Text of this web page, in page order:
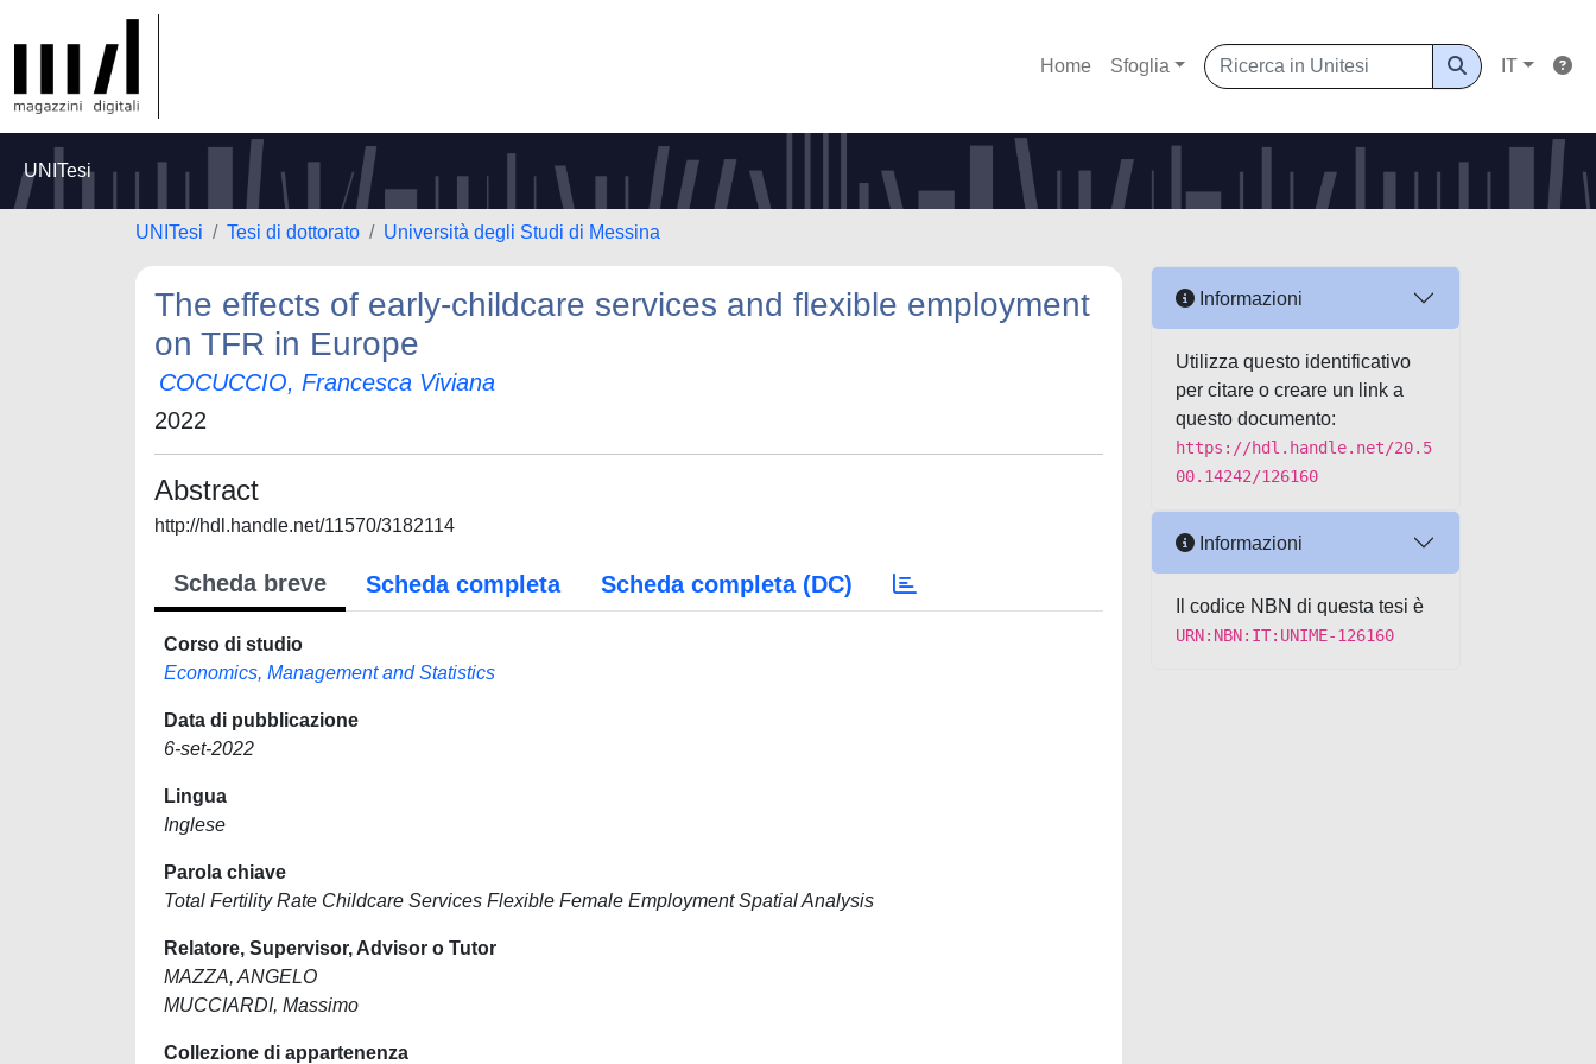
Home Sfoglia IT
UNITesi
UNITesi Tesi di dottorato Università degli Studi di Messina
The effects of early-childcare services and flexible employment
on TFR in Europe
COCUCCIO, Francesca Viviana
2022
Abstract
http://hdl.handle.net/11570/3182114
Scheda breve Scheda completa Scheda completa (DC)
Corso di studio
Economics, Management and Statistics
Data di pubblicazione
6-set-2022
Lingua
Inglese
Parola chiave
Total Fertility Rate Childcare Services Flexible Female Employment Spatial Analysis
Relatore, Supervisor, Advisor o Tutor
MAZZA, ANGELO
MUCCIARDI, Massimo
Collezione di appartenenza
Informazioni
Utilizza questo identificativo
per citare o creare un link a
questo documento:
https://hdl.handle.net/20.5
00.14242/126160
Informazioni
Il codice NBN di questa tesi è
URN:NBN:IT:UNIME-126160